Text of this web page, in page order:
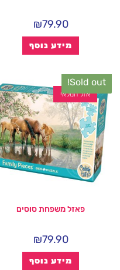
₪79.90
מידע נוסף
Sold out!
אזל המלאי
פאזל משפחת סוסים
₪79.90
מידע נוסף